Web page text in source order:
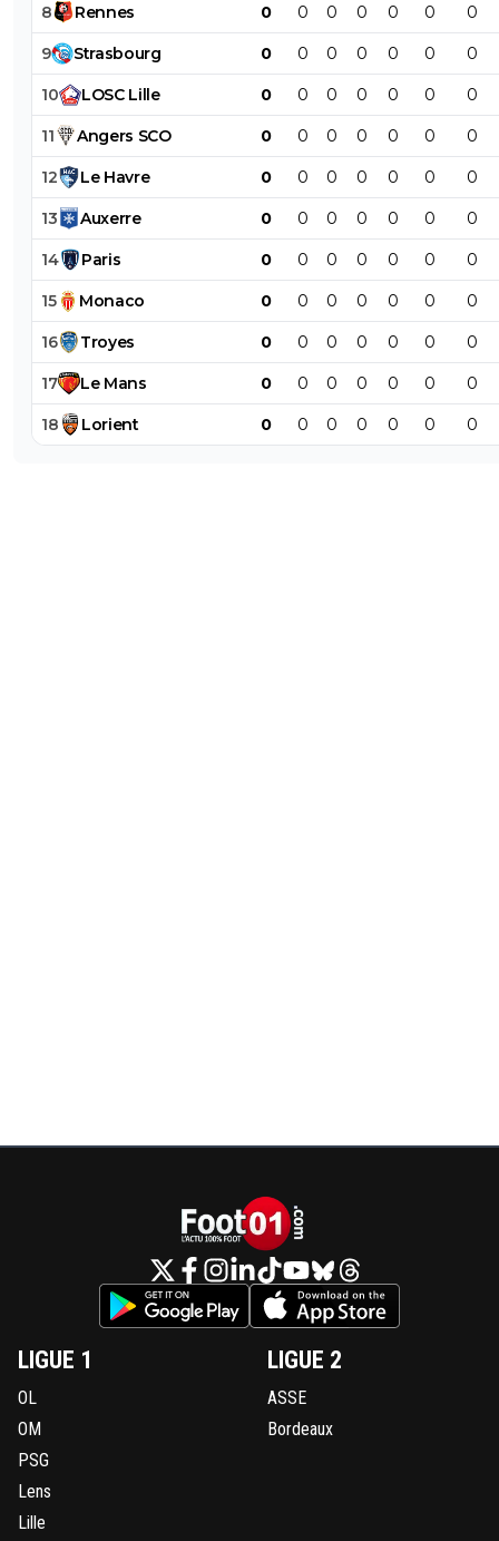
8 Rennes 0 0 0 0 0 0 0
9 Strasbourg 0 0 0 0 0 0 0
10 LOSC Lille 0 0 0 0 0 0 0
11 Angers SCO 0 0 0 0 0 0 0
12 Le Havre 0 0 0 0 0 0 0
13 Auxerre 0 0 0 0 0 0 0
14 Paris 0 0 0 0 0 0 0
15 Monaco 0 0 0 0 0 0 0
16 Troyes 0 0 0 0 0 0 0
17 Le Mans 0 0 0 0 0 0 0
18 Lorient 0 0 0 0 0 0 0
LIGUE 1
OL
OM
PSG
Lens
Lille
LIGUE 2
ASSE
Bordeaux